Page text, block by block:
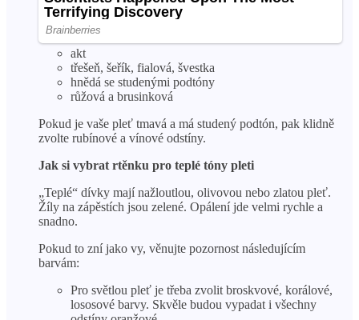
akt
třešeň, šeřík, fialová, švestka
hnědá se studenými podtóny
růžová a brusinková
Pokud je vaše pleť tmavá a má studený podtón, pak klidně
zvolte rubínové a vínové odstíny.
Jak si vybrat rtěnku pro teplé tóny pleti
„Teplé“ dívky mají nažloutlou, olivovou nebo zlatou pleť.
Žíly na zápěstích jsou zelené. Opálení jde velmi rychle a
snadno.
Pokud to zní jako vy, věnujte pozornost následujícím
barvám:
Pro světlou pleť je třeba zvolit broskvové, korálové,
lososové barvy. Skvěle budou vypadat i všechny